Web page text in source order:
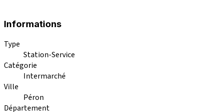
Informations
Type
Station-Service
Catégorie
Intermarché
Ville
Péron
Département